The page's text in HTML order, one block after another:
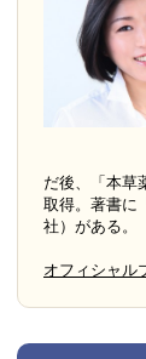
だ後、「本草
取得。著書に
社）がある。
オフィシャル